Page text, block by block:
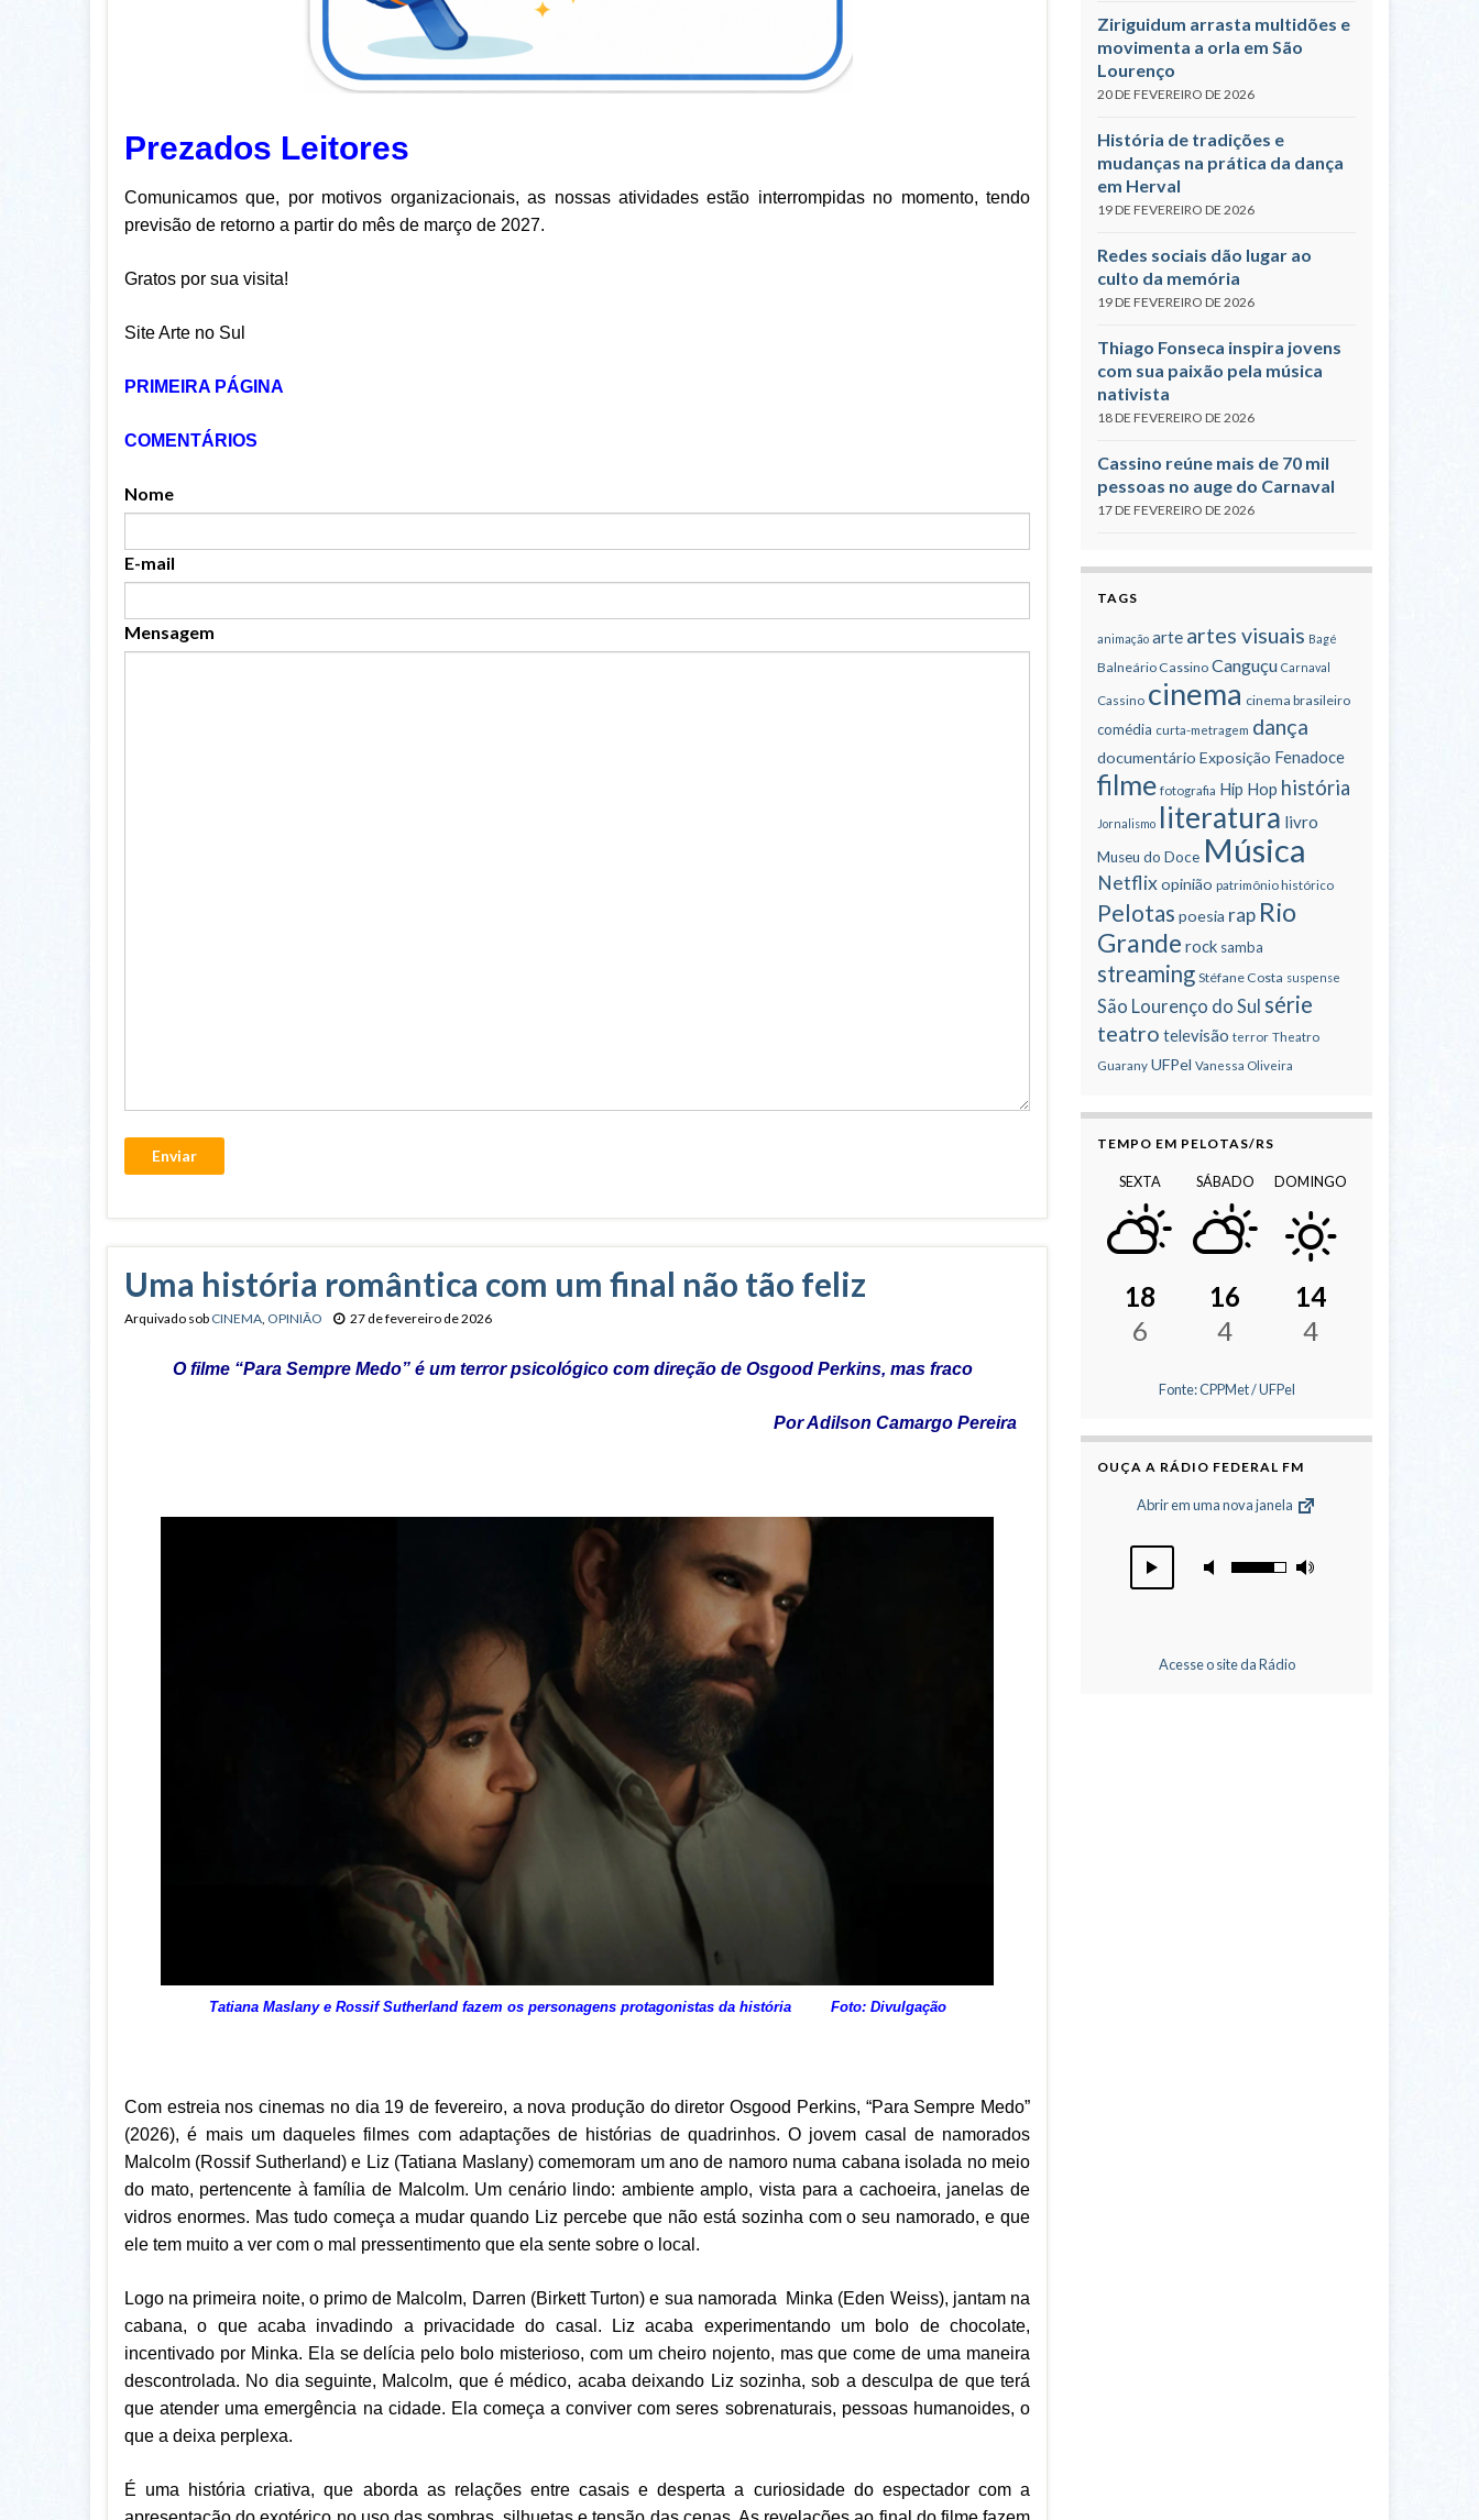
Prezados Leitores
Comunicamos que, por motivos organizacionais, as nossas atividades estão interrompidas no momento, tendo
previsão de retorno a partir do mês de março de 2027.
Gratos por sua visita!
Site Arte no Sul
PRIMEIRA PÁGINA
COMENTÁRIOS
Nome
E-mail
Mensagem
Enviar
Uma história romântica com um final não tão feliz
Arquivado sob CINEMA, OPINIÃO 27 de fevereiro de 2026
O filme “Para Sempre Medo” é um terror psicológico com direção de Osgood Perkins, mas fraco
Por Adilson Camargo Pereira
Tatiana Maslany e Rossif Sutherland fazem os personagens protagonistas da história Foto: Divulgação
Com estreia nos cinemas no dia 19 de fevereiro, a nova produção do diretor Osgood Perkins, “Para Sempre Medo”
(2026), é mais um daqueles filmes com adaptações de histórias de quadrinhos. O jovem casal de namorados
Malcolm (Rossif Sutherland) e Liz (Tatiana Maslany) comemoram um ano de namoro numa cabana isolada no meio
do mato, pertencente à família de Malcolm. Um cenário lindo: ambiente amplo, vista para a cachoeira, janelas de
vidros enormes. Mas tudo começa a mudar quando Liz percebe que não está sozinha com o seu namorado, e que
ele tem muito a ver com o mal pressentimento que ela sente sobre o local.
Logo na primeira noite, o primo de Malcolm, Darren (Birkett Turton) e sua namorada Minka (Eden Weiss), jantam na
cabana, o que acaba invadindo a privacidade do casal. Liz acaba experimentando um bolo de chocolate,
incentivado por Minka. Ela se delícia pelo bolo misterioso, com um cheiro nojento, mas que come de uma maneira
descontrolada. No dia seguinte, Malcolm, que é médico, acaba deixando Liz sozinha, sob a desculpa de que terá
que atender uma emergência na cidade. Ela começa a conviver com seres sobrenaturais, pessoas humanoides, o
que a deixa perplexa.
É uma história criativa, que aborda as relações entre casais e desperta a curiosidade do espectador com a
Ziriguidum arrasta multidões e
movimenta a orla em São
Lourenço
20 DE FEVEREIRO DE 2026
História de tradições e
mudanças na prática da dança
em Herval
19 DE FEVEREIRO DE 2026
Redes sociais dão lugar ao
culto da memória
19 DE FEVEREIRO DE 2026
Thiago Fonseca inspira jovens
com sua paixão pela música
nativista
18 DE FEVEREIRO DE 2026
Cassino reúne mais de 70 mil
pessoas no auge do Carnaval
17 DE FEVEREIRO DE 2026
TAGS
animação arte artes visuais Bagé
Balneário Cassino Canguçu Carnaval
Cassino cinema cinema brasileiro
comédia curta-metragem dança
documentário Exposição Fenadoce
filme fotografia Hip Hop história
Jornalismo literatura livro
Museu do Doce Música
Netflixopinião patrimônio histórico
Pelotas poesia rap Rio
Grande rock samba
streaming Stéfane Costa suspense
São Lourenço do Sul série
teatro televisão terror Theatro
Guarany UFPel Vanessa Oliveira
TEMPO EM PELOTAS/RS
SEXTA
18
6
SÁBADO
16
4
DOMINGO
14
4
Fonte: CPPMet / UFPel
OUÇA A RÁDIO FEDERAL FM
Abrir em uma nova janela
Acesse o site da Rádio